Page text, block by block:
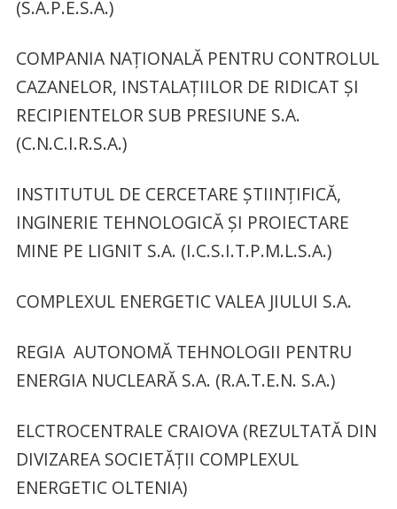
(S.A.P.E.S.A.)
COMPANIA NAȚIONALĂ PENTRU CONTROLUL
CAZANELOR, INSTALAȚIILOR DE RIDICAT ȘI
RECIPIENTELOR SUB PRESIUNE S.A.
(C.N.C.I.R.S.A.)
INSTITUTUL DE CERCETARE ȘTIINȚIFICĂ,
INGlNERIE TEHNOLOGICĂ ȘI PROIECTARE
MINE PE LIGNIT S.A. (I.C.S.I.T.P.M.L.S.A.)
COMPLEXUL ENERGETIC VALEA JIULUI S.A.
REGIA AUTONOMĂ TEHNOLOGII PENTRU
ENERGIA NUCLEARĂ S.A. (R.A.T.E.N. S.A.)
ELCTROCENTRALE CRAIOVA (REZULTATĂ DIN
DIVIZAREA SOCIETĂȚII COMPLEXUL
ENERGETIC OLTENIA)